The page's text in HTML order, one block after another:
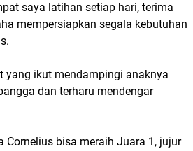
saya latihan setiap hari, terima
mempersiapkan segala kebutuhan
yang ikut mendampingi anaknya
dan terharu mendengar
Cornelius bisa meraih Juara 1, jujur